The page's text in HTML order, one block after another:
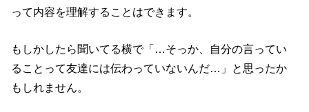
って内容を理解することはできます。
もしかしたら聞いてる横で「…そっか、自分の言ってい
ることって友達には伝わっていないんだ…」と思ったか
もしれません。